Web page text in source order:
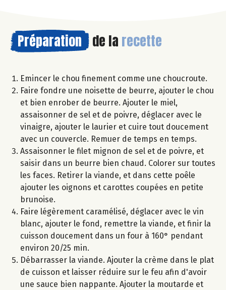
Préparation de la recette
Emincer le chou finement comme une choucroute.
Faire fondre une noisette de beurre, ajouter le chou
et bien enrober de beurre. Ajouter le miel,
assaisonner de sel et de poivre, déglacer avec le
vinaigre, ajouter le laurier et cuire tout doucement
avec un couvercle. Remuer de temps en temps.
Assaisonner le filet mignon de sel et de poivre, et
saisir dans un beurre bien chaud. Colorer sur toutes
les faces. Retirer la viande, et dans cette poêle
ajouter les oignons et carottes coupées en petite
brunoise.
Faire légèrement caramélisé, déglacer avec le vin
blanc, ajouter le fond, remettre la viande, et finir la
cuisson doucement dans un four à 160° pendant
environ 20/25 min.
Débarrasser la viande. Ajouter la crème dans le plat
de cuisson et laisser réduire sur le feu afin d'avoir
une sauce bien nappante. Ajouter la moutarde et